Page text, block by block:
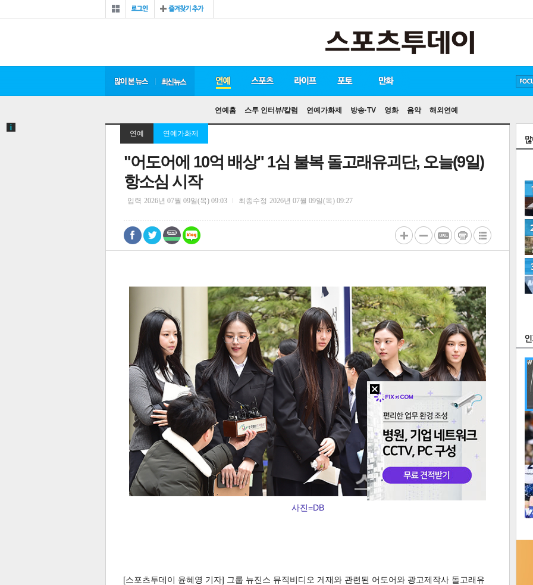
많이 본 뉴스 최신 뉴스 연예
연예홈 스투 인터뷰/칼럼 연예가화제 방송·TV 영화 음악 해외연예
스포츠 라이프 포토
만화
연예 연예가화제
"어도어에 10억 배상" 1심 불복 돌고래유괴단, 오늘(9일)
항소심 시작
입력 2026년 07월 09일(목) 09:03 최종수정 2026년 07월 09일(목) 09:27
0
사진=DB
[스포츠투데이 윤혜영 기자] 그룹 뉴진스 뮤직비디오 게재와 관련된 어도어와 광고제작사 돌고래유
연예
2